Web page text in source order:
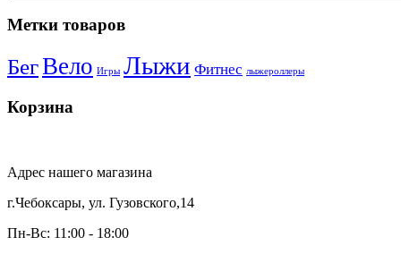
Метки товаров
БегВело Игры Лыжи Фитнес лыжероллеры
Корзина
Адрес нашего магазина
г.Чебоксары, ул. Гузовского,14
Пн-Вс: 11:00 - 18:00